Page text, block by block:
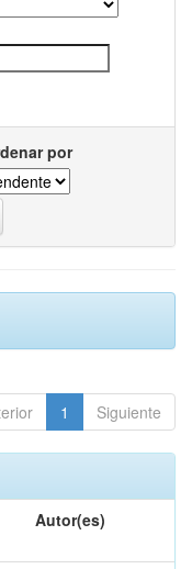
por
1 Siguiente
Autor(es)